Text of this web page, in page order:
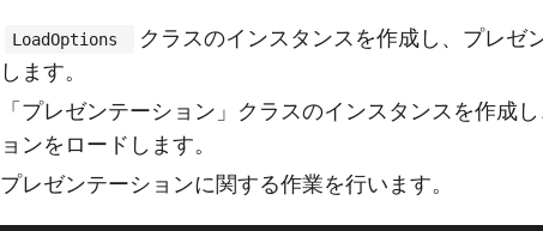
LoadOptions
クラスのインスタンスを作成し、プレゼ
します。
「プレゼンテーション」クラスのインスタンスを作成
ョンをロードします。
プレゼンテーションに関する作業を行います。